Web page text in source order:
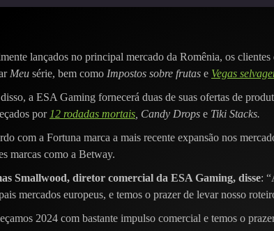
lançados no principal mercado da Romênia, os
Meu série, bem como Impostos sobre frutas e Vegas
a ESA Gaming fornecerá duas de suas ofertas de
por 12 rodadas mortais , Candy Drops e Tiki Stacks.
com a Fortuna marca a mais recente expansão nos
marcas como a Betway.
Smallwood, diretor comercial da ESA Gaming, disse:
mercados europeus, e temos o prazer de levar nosso
2024 com bastante impulso comercial e temos o